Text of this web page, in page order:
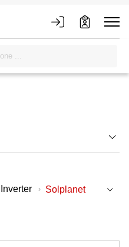
Inverter Solplanet